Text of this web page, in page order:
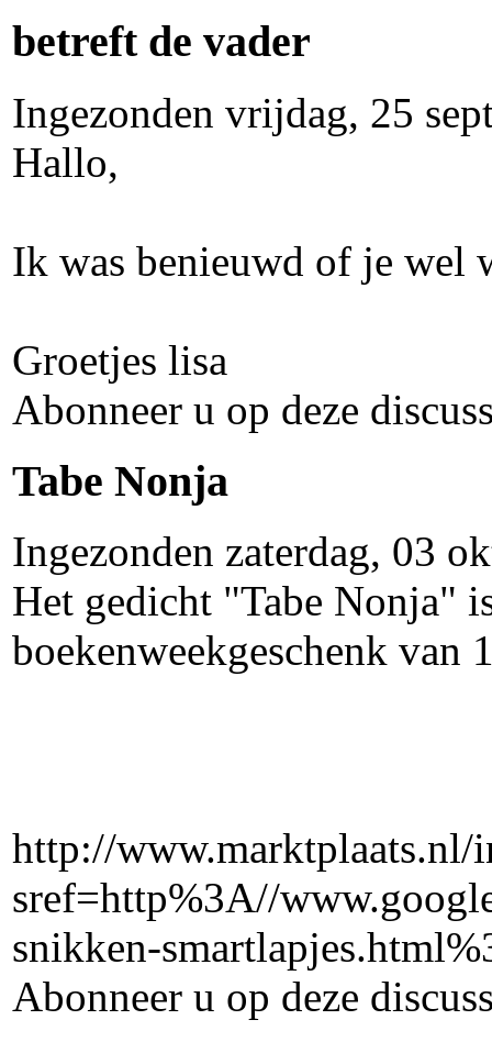
betreft de vader
Ingezonden vrijdag, 25
Hallo,
Ik was benieuwd of je wel
Groetjes lisa
Abonneer u op deze
Tabe Nonja
Ingezonden zaterdag, 03
Het gedicht "Tabe Nonja"
boekenweekgeschenk van
http://www.marktplaats.nl/
sref=http%3A//
snikken-
Abonneer u op deze